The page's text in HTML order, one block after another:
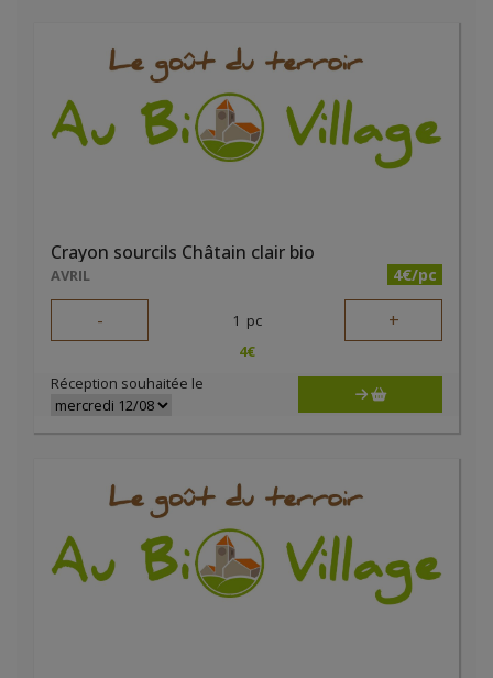
Crayon sourcils Châtain clair bio
AVRIL 4€/pc
- 1 pc +
4€
Réception souhaitée le